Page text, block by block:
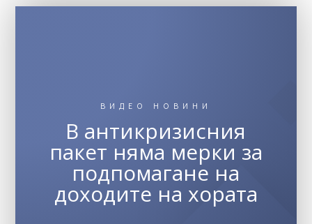
ВИДЕО НОВИНИ
В антикризисния
пакет няма мерки за
подпомагане на
доходите на хората